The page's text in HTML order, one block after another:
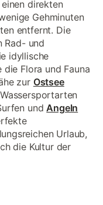
direkten
Gehminuten
entfernt. Die
Rad- und
idyllische
Flora und Fauna
zur Ostsee
undAngeln
Urlaub,
die Kultur der